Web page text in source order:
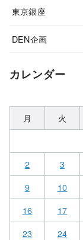
東京銀座
DEN企画
カレンダー
月 火
2
3
9
10
16
17
23
24